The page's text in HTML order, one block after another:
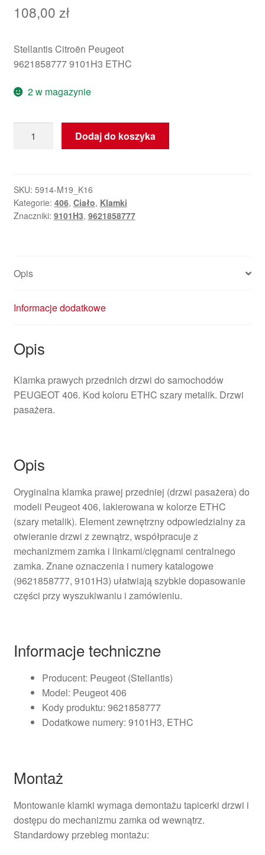
108,00 zł
Stellantis Citroën Peugeot
9621858777 9101H3 ETHC
2 w magazynie
Klamka
drzwi
Peugeot
ETHC
Dodaj do koszyka
SKU: 5914-M19_K16
Kategorie: 406, Ciało, Klamki
Znaczniki: 9101H3, 9621858777
Opis
Informacje dodatkowe
Opis
Klamka prawych przednich drzwi do samochodów
PEUGEOT 406. Kod koloru ETHC szary metalik. Drzwi
pasażera.
Opis
Oryginalna klamka prawej przedniej (drzwi pasażera) do
modeli Peugeot 406, lakierowana w kolorze ETHC
(szary metalik). Element zewnętrzny odpowiedzialny za
otwieranie drzwi z zewnątrz, współpracuje z
mechanizmem zamka i linkami/cięgnami centralnego
zamka. Znane oznaczenia i numery katalogowe
(9621858777, 9101H3) ułatwiają szybkie dopasowanie
części przy wyszukiwaniu i zamówieniu.
Informacje techniczne
Producent: Peugeot (Stellantis)
Model: Peugeot 406
Kody produktu: 9621858777
Dodatkowe numery: 9101H3, ETHC
Montaż
Montowanie klamki wymaga demontażu tapicerki drzwi i
dostępu do mechanizmu zamka od wewnątrz.
Standardowy przebieg montażu: